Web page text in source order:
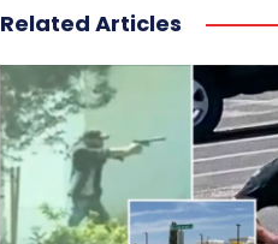
Related Articles